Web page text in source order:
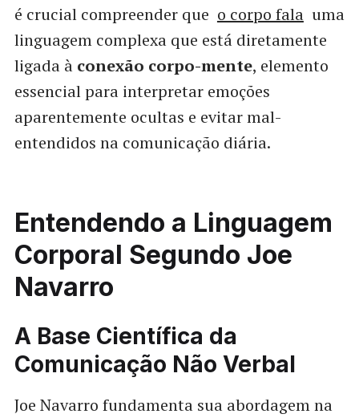
é crucial compreender que o corpo falauma
linguagem complexa que está diretamente
ligada à conexão corpo-mente, elemento
essencial para interpretar emoções
aparentemente ocultas e evitar mal-
entendidos na comunicação diária.
Entendendo a Linguagem
Corporal Segundo Joe
Navarro
A Base Científica da
Comunicação Não Verbal
Joe Navarro fundamenta sua abordagem na